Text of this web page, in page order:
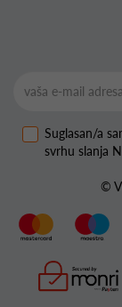
Suglasan/a
svrhu slanja
©